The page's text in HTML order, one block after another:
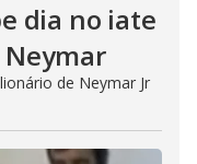
dia no iate
Neymar
de Neymar Jr